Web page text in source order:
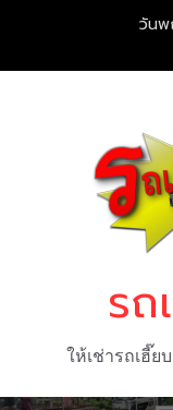
content
วันพ
รถ
ให้เช่ารถเฮี๊ย